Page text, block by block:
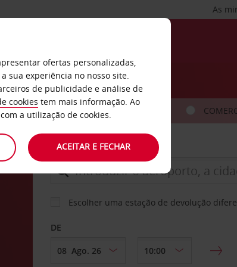
As
CARRO
LEVANTAR EM
Escolher uma estação de devolução
DE
ofertas personalizadas,
sua experiência no nosso site.
de publicidade e análise de
cookies tem mais informação. Ao
a utilização de cookies.
ACEITAR E FECHAR